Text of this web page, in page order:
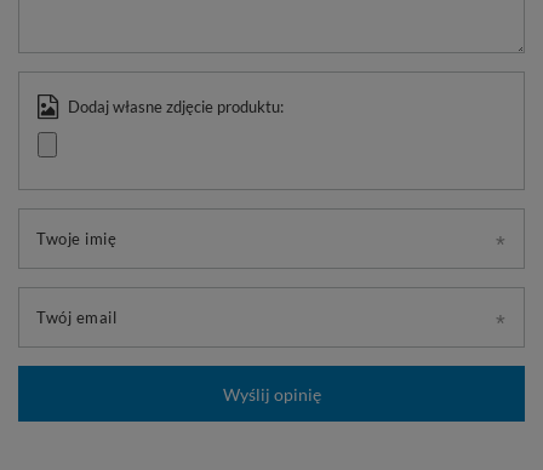
Dodaj własne zdjęcie produktu:
Twoje imię
Twój email
Wyślij opinię